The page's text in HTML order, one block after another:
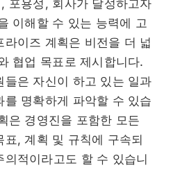
포용성, 회사가 달성하고자
이해할 수 있는 능력에 고
라이즈 계획은 비전을 더 넓
협업 목표로 제시합니다.
들은 자신이 하고 있는 일과
를 명확하게 파악할 수 있습
은 경영진을 포함한 모든
표, 계획 및 규칙에 구속되
의적이라고도 할 수 있습니